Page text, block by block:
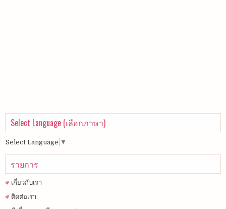
Select Language (เลือกภาษา)
Select Language ▼
รายการ
เกี่ยวกับเรา
ติดต่อเรา